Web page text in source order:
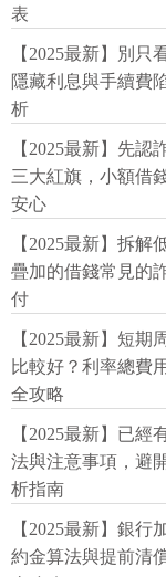
表
【2025最新】別只
隱藏利息與手續費
析
【2025最新】先
三大紅旗，小額借
安心
【2025最新】拆
疊加的借錢常見的
付
【2025最新】短
比較好？利率總費
全攻略
【2025最新】已
法與注意事項，避
析指南
【2025最新】銀
約金算法與提前清